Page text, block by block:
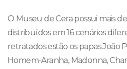
O Museu de Cera possui mais
distribuídos em 16 cenários
retratados estão os papas João
Homem-Aranha, Madonna,